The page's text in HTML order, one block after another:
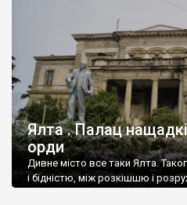
Ялта . Палац
орди
Дивне місто все таки Ялта.
і бідністю, між розкішшю і